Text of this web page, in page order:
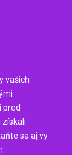
vašich
pred
získali
sa aj vy